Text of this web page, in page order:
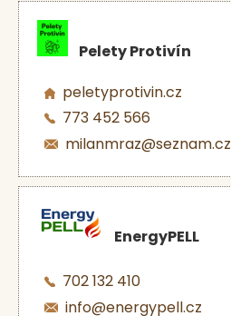
Pelety Protivín
peletyprotivin.cz
773 452 566
milanmraz@seznam.cz
EnergyPELL
702 132 410
info@energypell.cz